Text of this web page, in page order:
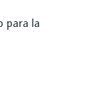
para la